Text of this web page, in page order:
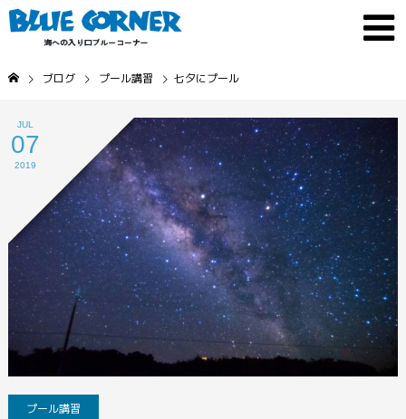
ブログ プール講習 七夕にプール
JUL
07
2019
プール講習